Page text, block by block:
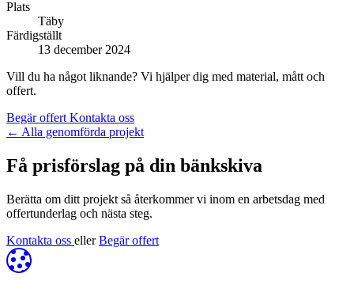
Plats
Täby
Färdigställt
13 december 2024
Vill du ha något liknande? Vi hjälper dig med material, mått och
offert.
Begär offert Kontakta oss
← Alla genomförda projekt
Få prisförslag på din bänkskiva
Berätta om ditt projekt så återkommer vi inom en arbetsdag med
offertunderlag och nästa steg.
Kontakta oss eller Begär offert